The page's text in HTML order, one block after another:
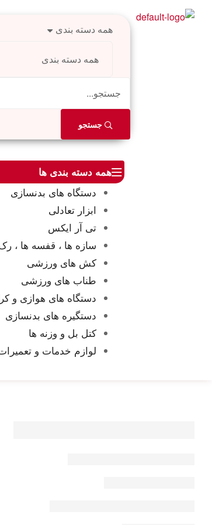
همه دسته بندی
جستجو
همه دسته بندی ها
دستگاه های بدنسازی
ابزار تعادلی
تی آر ایکس
سازه ها ، قفسه ها ،
کش های ورزشی
طناب های ورزشی
دستگاه های هوازی و
دستگیره های بدنسازی
کتل بل و وزنه ها
لوازم خدمات و